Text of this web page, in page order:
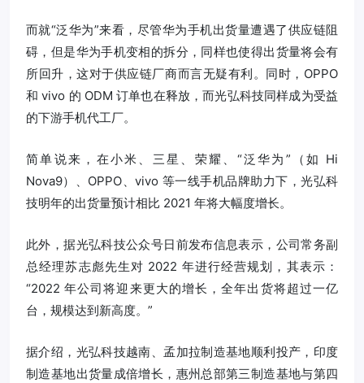
而就“泛华为”来看，尽管华为手机出货量遭遇了供应链阻
碍，但是华为手机变相的拆分，同样也使得出货量将会有
所回升，这对于供应链厂商而言无疑有利。同时，OPPO
和 vivo 的 ODM 订单也在释放，而光弘科技同样成为受益
的下游手机代工厂。
简单说来，在小米、三星、荣耀、“泛华为”（如 Hi
Nova9）、OPPO、vivo 等一线手机品牌助力下，光弘科
技明年的出货量预计相比 2021 年将大幅度增长。
此外，据光弘科技公众号日前发布信息表示，公司常务副
总经理苏志彪先生对 2022 年进行经营规划，其表示：
“2022 年公司将迎来更大的增长，全年出货将超过一亿
台，规模达到新高度。”
据介绍，光弘科技越南、孟加拉制造基地顺利投产，印度
制造基地出货量成倍增长，惠州总部第三制造基地与第四